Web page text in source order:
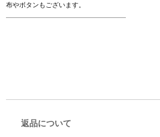
布やボタンもございます。
返品について